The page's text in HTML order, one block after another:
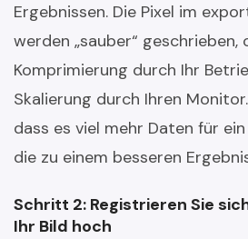
Ergebnissen. Die Pixel im
werden „sauber“ geschrieben,
Komprimierung durch Ihr
Skalierung durch Ihren
dass es viel mehr Daten für ein
die zu einem besseren
Schritt 2: Registrieren Sie
Ihr Bild hoch